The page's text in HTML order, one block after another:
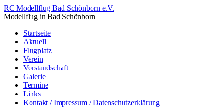
RC Modellflug Bad Schönborn e.V.
Modellflug in Bad Schönborn
Startseite
Aktuell
Flugplatz
Verein
Vorstandschaft
Galerie
Termine
Links
Kontakt / Impressum / Datenschutzerklärung